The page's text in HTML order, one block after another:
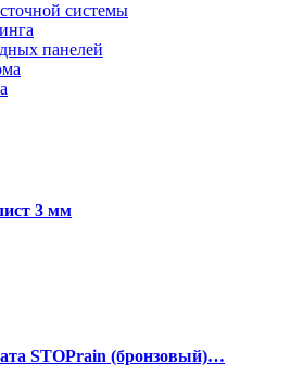
системы
панелей
3 мм
STOPrain (бронзовый)…